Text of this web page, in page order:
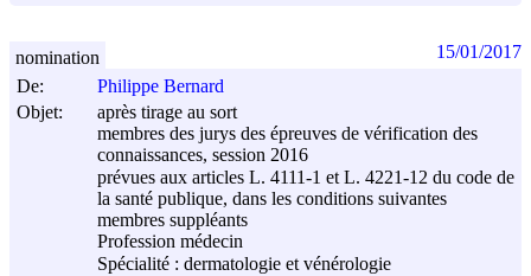
De:
Philippe Bernard
Objet:
après tirage au sort
membres des jurys des épreuves de vérification des
connaissances, session 2016
prévues aux articles L. 4111-1 et L. 4221-12 du code de
la santé publique, dans les conditions suivantes
membres suppléants
Profession médecin
Spécialité : dermatologie et vénérologie
nomination 15/01/2017